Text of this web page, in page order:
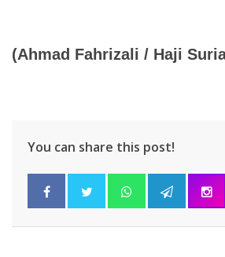
(Ahmad Fahrizali / Haji
You can share this post!